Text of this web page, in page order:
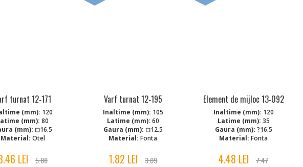
turnat 12‑171
(mm): 120
(mm): 80
(mm): ◻16.5
Material: Otel
LEI 5.88
Varf turnat 12‑195
Inaltime (mm): 105
Latime (mm): 60
Gaura (mm): ◻12.5
Material: Fonta
1.82 LEI 3.09
Element de mijloc 13‑092
Inaltime (mm): 120
Latime (mm): 35
Gaura (mm): ?16.5
Material: Fonta
4.48 LEI 7.47